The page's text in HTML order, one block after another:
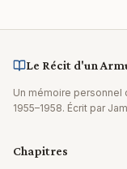
Le Récit d'un
Un mémoire personnel
1955–1958. Écrit par
Chapitres